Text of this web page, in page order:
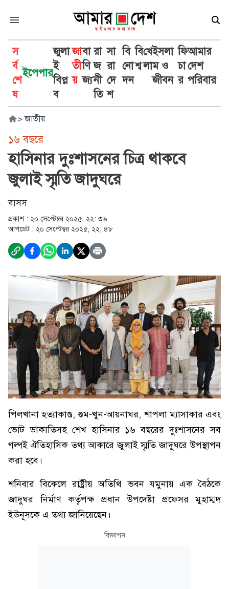
স
র্ব
শে
ষ
ইপেপার
জুলা
ই
বিপ্ল
ব
জা
তী
য়
বা
ণি
জ্য
রা
জ
নী
তি
সা
রা
দে
শ
বি
নো
দন
বি
শ্ব
খে
লা
ইসলা
ম ও
জীবন
ফি
চা
র
আমার
দেশ
পরিবার
> জাতীয়
১৬ বছরে
হাসিনার দুঃশাসনের চিত্র থাকবে
জুলাই স্মৃতি জাদুঘরে
বাসস
প্রকাশ : ২০ সেপ্টেম্বর ২০২৫, ২২: ৩৬
আপডেট : ২০ সেপ্টেম্বর ২০২৫, ২২: ৪৮
পিলখানা হত্যাকাণ্ড, গুম-খুন-আয়নাঘর, শাপলা ম্যাসাকার এবং
ভোট ডাকাতিসহ শেখ হাসিনার ১৬ বছরের দুঃশাসনের সব
গল্পই ঐতিহাসিক তথ্য আকারে জুলাই স্মৃতি জাদুঘরে উপস্থাপন
করা হবে।
শনিবার বিকেলে রাষ্ট্রীয় অতিথি ভবন যমুনায় এক বৈঠকে
জাদুঘর নির্মাণ কর্তৃপক্ষ প্রধান উপদেষ্টা প্রফেসর মুহাম্মদ
ইউনূসকে এ তথ্য জানিয়েছেন।
বিজ্ঞাপন